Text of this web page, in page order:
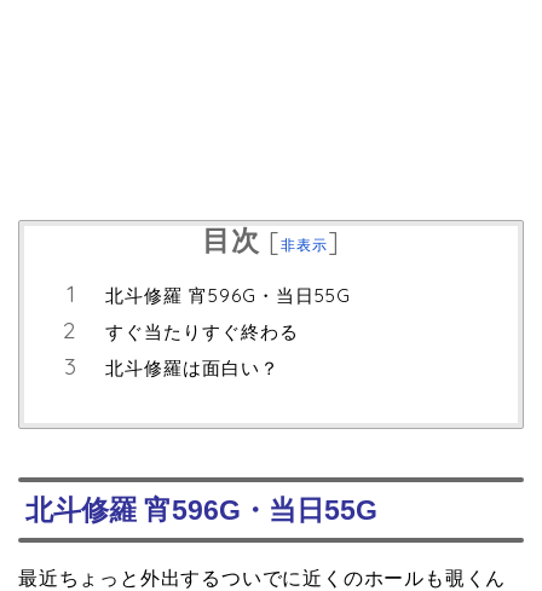
目次 [非表示]
北斗修羅 宵596G・当日55G
すぐ当たりすぐ終わる
北斗修羅は面白い？
北斗修羅 宵596G・当日55G
最近ちょっと外出するついでに近くのホールも覗くん